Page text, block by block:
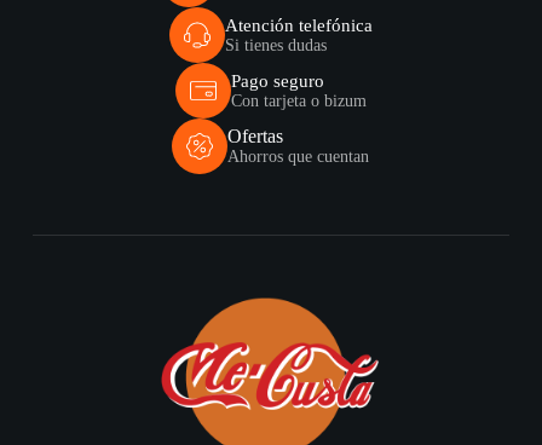
Atención telefónica
Si tienes dudas
Pago seguro
Con tarjeta o bizum
Ofertas
Ahorros que cuentan